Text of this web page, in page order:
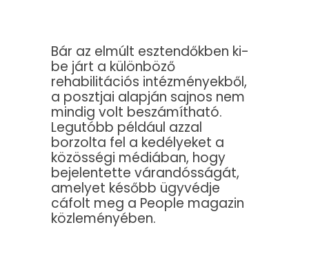
Bár az elmúlt esztendőkben ki-
be járt a különböző
rehabilitációs intézményekből,
a posztjai alapján sajnos nem
mindig volt beszámítható.
Legutóbb például azzal
borzolta fel a kedélyeket a
közösségi médiában, hogy
bejelentette várandósságát,
amelyet később ügyvédje
cáfolt meg a People magazin
közleményében.